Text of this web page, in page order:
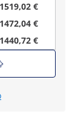
1519,02 €
1472,04 €
1440,72 €